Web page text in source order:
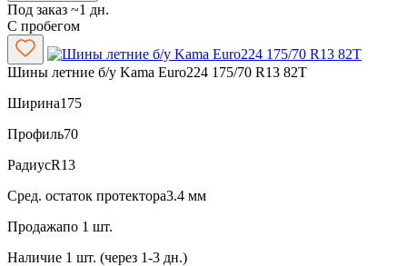
Под заказ ~1 дн.
С пробегом
Шины летние б/у Kama Euro224 175/70 R13 82T
Ширина175
Профиль70
РадиусR13
Сред. остаток протектора3.4 мм
Продажапо 1 шт.
Наличие 1 шт. (через 1-3 дн.)